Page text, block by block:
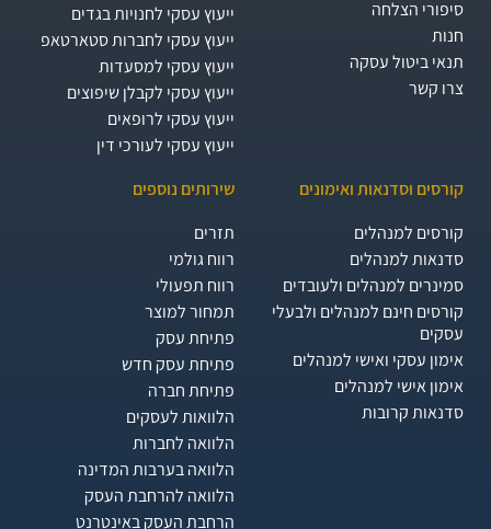
סיפורי הצלחה
חנות
תנאי ביטול עסקה
צרו קשר
ייעוץ עסקי לחנויות בגדים
ייעוץ עסקי לחברות סטארטאפ
ייעוץ עסקי למסעדות
ייעוץ עסקי לקבלן שיפוצים
ייעוץ עסקי לרופאים
ייעוץ עסקי לעורכי דין
קורסים וסדנאות ואימונים
קורסים למנהלים
סדנאות למנהלים
סמינרים למנהלים ולעובדים
קורסים חינם למנהלים ולבעלי
עסקים
אימון עסקי ואישי למנהלים
אימון אישי למנהלים
סדנאות קרובות
שירותים נוספים
תזרים
רווח גולמי
רווח תפעולי
תמחור למוצר
פתיחת עסק
פתיחת עסק חדש
פתיחת חברה
הלוואות לעסקים​
הלוואה לחברות
הלוואה בערבות המדינה
הלוואה להרחבת העסק
הרחבת העסק באינטרנט